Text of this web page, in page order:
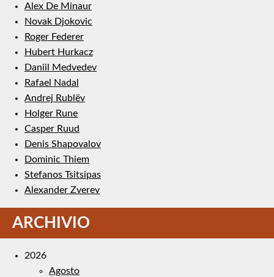
Alex De Minaur
Novak Djokovic
Roger Federer
Hubert Hurkacz
Daniil Medvedev
Rafael Nadal
Andrej Rublëv
Holger Rune
Casper Ruud
Denis Shapovalov
Dominic Thiem
Stefanos Tsitsipas
Alexander Zverev
ARCHIVIO
2026
Agosto